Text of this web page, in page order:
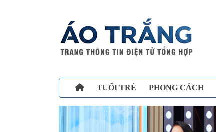
TUỔI TRẺ PHONG CÁCH